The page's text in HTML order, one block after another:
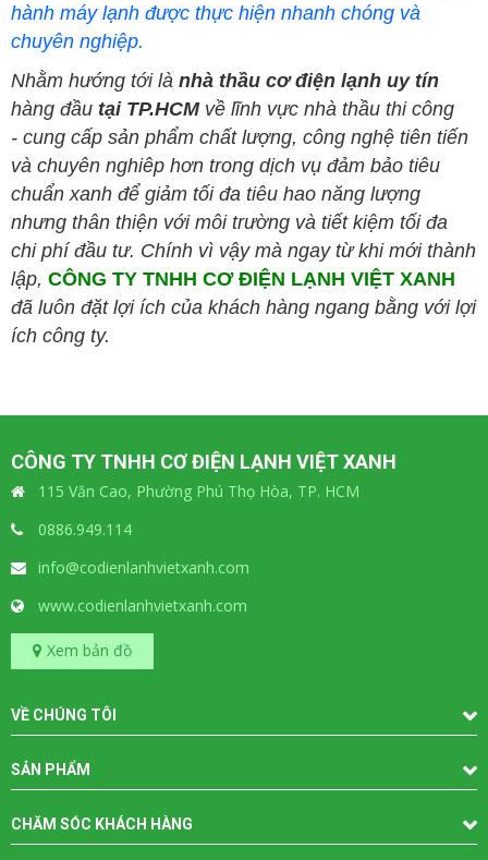
hành máy lạnh được thực hiện nhanh chóng và
chuyên nghiệp.
Nhằm hướng tới là nhà thầu cơ điện lạnh uy tín
hàng đầu tại TP.HCMvề lĩnh vực nhà thầu thi công
- cung cấp sản phẩm chất lượng, công nghệ tiên tiến
và chuyên nghiêp hơn trong dịch vụ đảm bảo tiêu
chuẩn xanh để giảm tối đa tiêu hao năng lượng
nhưng thân thiện với môi trường và tiết kiệm tối đa
chi phí đầu tư. Chính vì vậy mà ngay từ khi mới thành
lập, CÔNG TY TNHH CƠ ĐIỆN LẠNH VIỆT XANH
đã luôn đặt lợi ích của khách hàng ngang bằng với lợi
ích công ty.
CÔNG TY TNHH CƠ ĐIỆN LẠNH VIỆT XANH
115 Văn Cao, Phường Phú Thọ Hòa, TP. HCM
0886.949.114
info@codienlanhvietxanh.com
www.codienlanhvietxanh.com
Xem bản đồ
VỀ CHÚNG TÔI
SẢN PHẨM
CHĂM SÓC KHÁCH HÀNG